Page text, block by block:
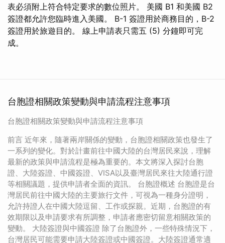
表必須附上符合特定要求的數位照片。 美國 B1 和美國 B2
簽證都允許您臨時進入美國。 B-1 簽證用於商務目的，B-2
簽證用於旅遊目的。 線上申請表只需五 (5) 分鐘即可完
成。
台胞證相關政策變動與申請流程注意事項
台胞證相關政策變動與申請流程注意事項
前言 近年來，隨著兩岸關係的變動，台胞證相關政策也發生了
一系列的變化。對於計畫前往中國大陸的台灣居民來說，理解
最新的政策與申請流程是極為重要的。本文將深入探討台胞
證、大陸簽證、中國簽證、VISA以及臺灣居民來往大陸通行證
等相關議題，提供申請者全面的資訊。 台胞證概述 台胞證是台
灣居民前往中國大陸的主要旅行文件，可視為一種身分證明，
允許持證人在中國大陸逗留、工作或探親。近期，台胞證的有
效期限以及申請要求有所調整，申請者應密切留意相關政策的
變動。 大陸簽證與中國簽證 除了台胞證外，一些特殊情況下，
台灣居民可能需要申請大陸簽證或中國簽證。大陸簽證通常適